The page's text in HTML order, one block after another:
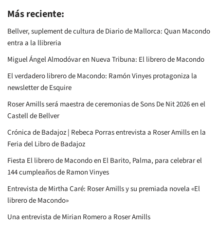
Más reciente:
Bellver, suplement de cultura de Diario de Mallorca: Quan Macondo
entra a la llibreria
Miguel Ángel Almodóvar en Nueva Tribuna: El librero de Macondo
El verdadero librero de Macondo: Ramón Vinyes protagoniza la
newsletter de Esquire
Roser Amills será maestra de ceremonias de Sons De Nit 2026 en el
Castell de Bellver
Crónica de Badajoz | Rebeca Porras entrevista a Roser Amills en la
Feria del Libro de Badajoz
Fiesta El librero de Macondo en El Barito, Palma, para celebrar el
144 cumpleaños de Ramon Vinyes
Entrevista de Mirtha Caré: Roser Amills y su premiada novela «El
librero de Macondo»
Una entrevista de Mirian Romero a Roser Amills